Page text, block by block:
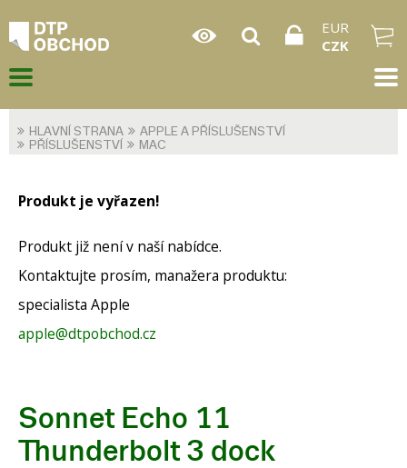
EUR
CZK
HLAVNÍ STRANA
APPLE A PŘÍSLUŠENSTVÍ
PŘÍSLUŠENSTVÍ
MAC
Produkt je vyřazen!
Produkt již není v naší nabídce.
Kontaktujte prosím, manažera produktu:
specialista Apple
apple@dtpobchod.cz
Sonnet Echo 11
Thunderbolt 3 dock